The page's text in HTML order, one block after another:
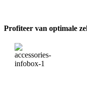
met
Purple
hoeveelheid
Profiteer van optimale